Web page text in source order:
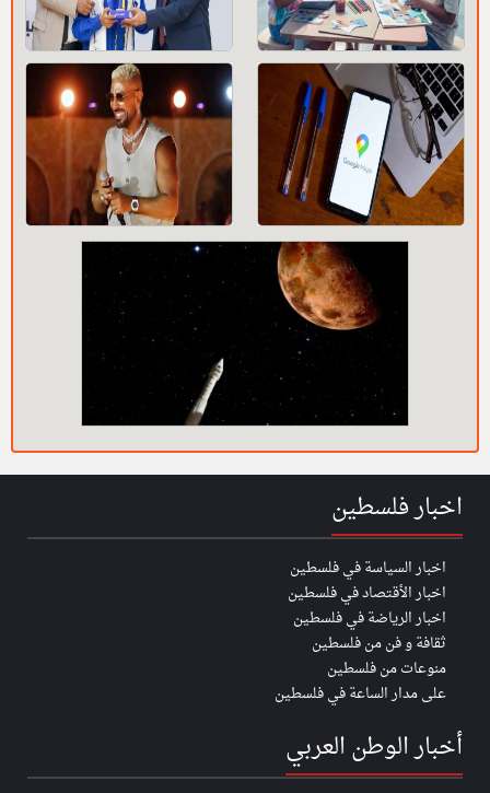
اخبار فلسطين
اخبار السياسة في فلسطين
اخبار الأقتصاد في فلسطين
اخبار الرياضة في فلسطين
ثقافة و فن من فلسطين
منوعات من فلسطين
على مدار الساعة في فلسطين
أخبار الوطن العربي